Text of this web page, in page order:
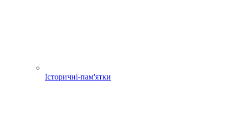
Історичні-пам'ятки